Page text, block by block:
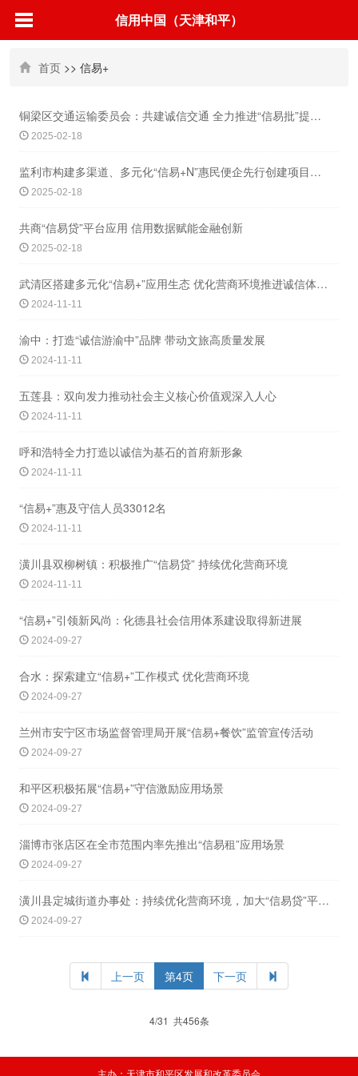
信用中国（天津和平）
首页 >> 信易+
铜梁区交通运输委员会：共建诚信交通 全力推进“信易批”提质增效政务服务
2025-02-18
监利市构建多渠道、多元化“信易+N”惠民便企先行创建项目体系
2025-02-18
共商“信易贷”平台应用 信用数据赋能金融创新
2025-02-18
武清区搭建多元化“信易+”应用生态 优化营商环境推进诚信体系建设
2024-11-11
渝中：打造“诚信游渝中”品牌 带动文旅高质量发展
2024-11-11
五莲县：双向发力推动社会主义核心价值观深入人心
2024-11-11
呼和浩特全力打造以诚信为基石的首府新形象
2024-11-11
“信易+”惠及守信人员33012名
2024-11-11
潢川县双柳树镇：积极推广“信易贷” 持续优化营商环境
2024-11-11
“信易+”引领新风尚：化德县社会信用体系建设取得新进展
2024-09-27
合水：探索建立“信易+”工作模式 优化营商环境
2024-09-27
兰州市安宁区市场监督管理局开展“信易+餐饮”监管宣传活动
2024-09-27
和平区积极拓展“信易+”守信激励应用场景
2024-09-27
淄博市张店区在全市范围内率先推出“信易租”应用场景
2024-09-27
潢川县定城街道办事处：持续优化营商环境，加大“信易贷”平台宣传推广力度
2024-09-27
上一页 第4页 下一页
4/31 共456条
主办：天津市和平区发展和改革委员会